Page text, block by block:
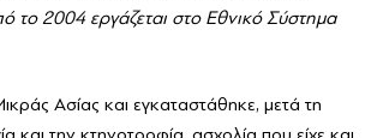
το 2004 εργάζεται στο Εθνικό Σύστημα
Ασίας και εγκαταστάθηκε, μετά τη